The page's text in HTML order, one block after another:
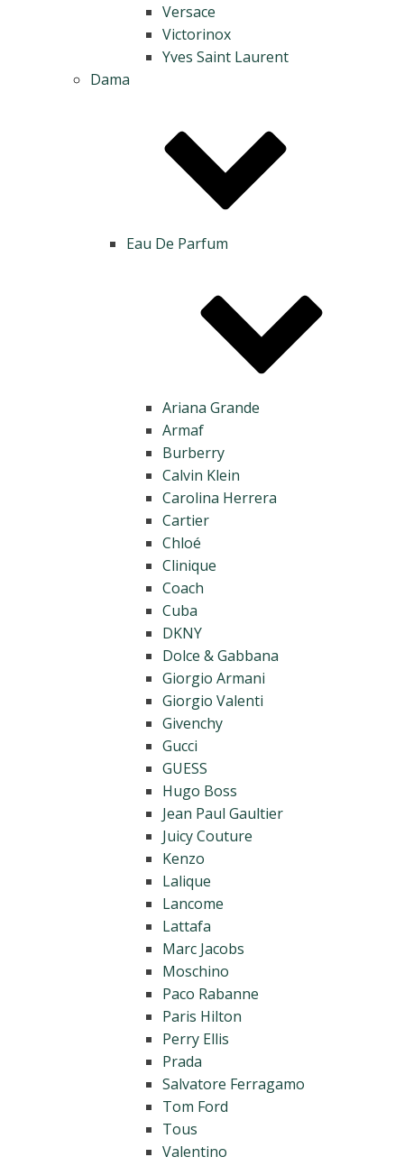
Versace
Victorinox
Yves Saint Laurent
Dama
Eau De Parfum
Ariana Grande
Armaf
Burberry
Calvin Klein
Carolina Herrera
Cartier
Chloé
Clinique
Coach
Cuba
DKNY
Dolce & Gabbana
Giorgio Armani
Giorgio Valenti
Givenchy
Gucci
GUESS
Hugo Boss
Jean Paul Gaultier
Juicy Couture
Kenzo
Lalique
Lancome
Lattafa
Marc Jacobs
Moschino
Paco Rabanne
Paris Hilton
Perry Ellis
Prada
Salvatore Ferragamo
Tom Ford
Tous
Valentino